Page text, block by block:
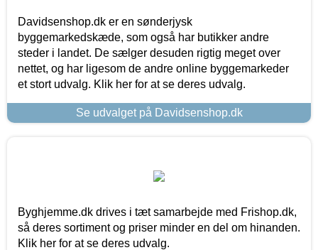
Davidsenshop.dk er en sønderjysk
byggemarkedskæde, som også har butikker andre
steder i landet. De sælger desuden rigtig meget over
nettet, og har ligesom de andre online byggemarkeder
et stort udvalg. Klik her for at se deres udvalg.
Se udvalget på Davidsenshop.dk
Byghjemme.dk drives i tæt samarbejde med Frishop.dk,
så deres sortiment og priser minder en del om hinanden.
Klik her for at se deres udvalg.